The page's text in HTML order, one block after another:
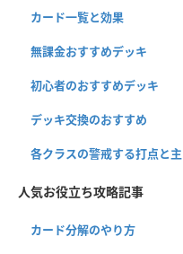
カード一覧と効果
無課金おすすめデッキ
初心者のおすすめデッキ
デッキ交換のおすすめ
各クラスの警戒する打点と
人気お役立ち攻略記事
カード分解のやり方